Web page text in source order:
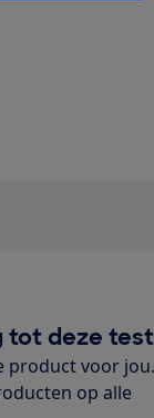
tot deze
product voor
op alle